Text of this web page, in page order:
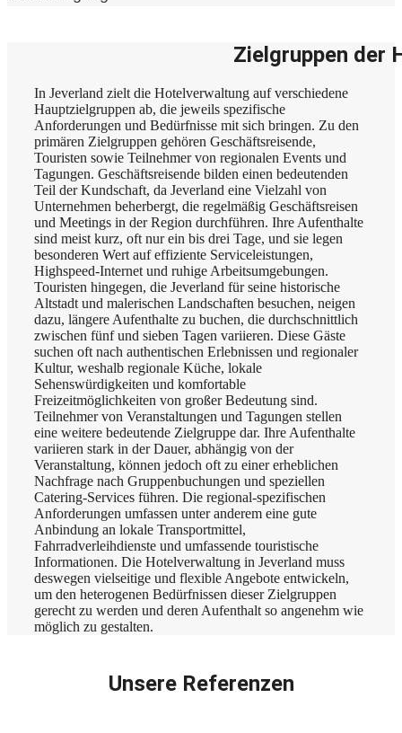
Zielgruppen der
In Jeverland zielt die Hotelverwaltung auf verschiedene
Hauptzielgruppen ab, die jeweils spezifische
Anforderungen und Bedürfnisse mit sich bringen. Zu den
primären Zielgruppen gehören Geschäftsreisende,
Touristen sowie Teilnehmer von regionalen Events und
Tagungen. Geschäftsreisende bilden einen bedeutenden
Teil der Kundschaft, da Jeverland eine Vielzahl von
Unternehmen beherbergt, die regelmäßig Geschäftsreisen
und Meetings in der Region durchführen. Ihre Aufenthalte
sind meist kurz, oft nur ein bis drei Tage, und sie legen
besonderen Wert auf effiziente Serviceleistungen,
Highspeed-Internet und ruhige Arbeitsumgebungen.
Touristen hingegen, die Jeverland für seine historische
Altstadt und malerischen Landschaften besuchen, neigen
dazu, längere Aufenthalte zu buchen, die durchschnittlich
zwischen fünf und sieben Tagen variieren. Diese Gäste
suchen oft nach authentischen Erlebnissen und regionaler
Kultur, weshalb regionale Küche, lokale
Sehenswürdigkeiten und komfortable
Freizeitmöglichkeiten von großer Bedeutung sind.
Teilnehmer von Veranstaltungen und Tagungen stellen
eine weitere bedeutende Zielgruppe dar. Ihre Aufenthalte
variieren stark in der Dauer, abhängig von der
Veranstaltung, können jedoch oft zu einer erheblichen
Nachfrage nach Gruppenbuchungen und speziellen
Catering-Services führen. Die regional-spezifischen
Anforderungen umfassen unter anderem eine gute
Anbindung an lokale Transportmittel,
Fahrradverleihdienste und umfassende touristische
Informationen. Die Hotelverwaltung in Jeverland muss
deswegen vielseitige und flexible Angebote entwickeln,
um den heterogenen Bedürfnissen dieser Zielgruppen
gerecht zu werden und deren Aufenthalt so angenehm wie
möglich zu gestalten.
Unsere Referenzen